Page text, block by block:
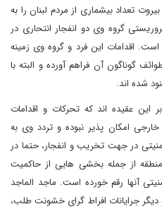
تعداد بیشماری از مردم لبنان را به
گروه وی دو انفجار انتحاری در
اقدامات این فرد و گروه وی زمینه
گوناگون آن فراهم آورده و البته با
شده اند.
این عقیده اند که تحرکات و اقدامات
امکان پذیر نبوده و تردد وی به
در جهت تخریب و انفجار، حتما در
از جمله بخشی هایی از حاکمیت
آنها رقم خورده است. ماجد الماجد
دیگر جرایانات افراط گرای خشونت طلب،